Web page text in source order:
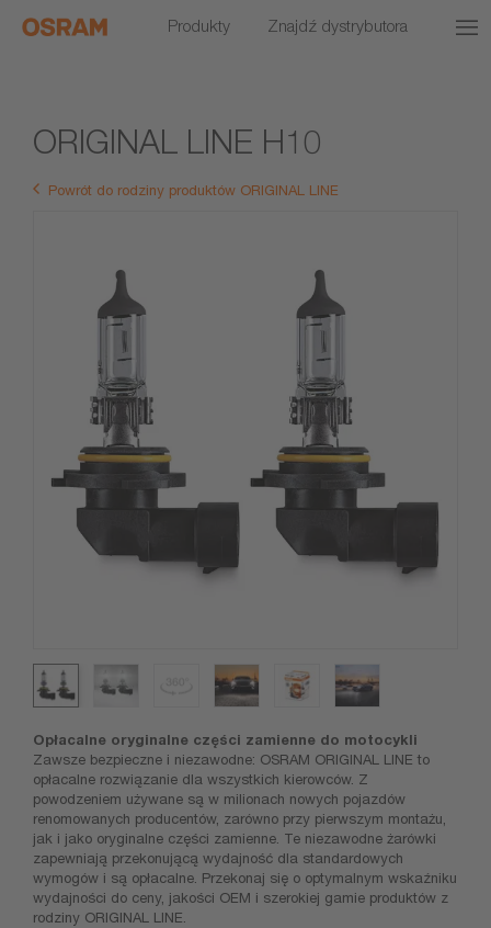
Produkty Znajdź dystrybutora
ORIGINAL LINE H10
Powrót do rodziny produktów ORIGINAL LINE
Opłacalne oryginalne części zamienne do motocykli
Zawsze bezpieczne i niezawodne: OSRAM ORIGINAL LINE to
opłacalne rozwiązanie dla wszystkich kierowców. Z
powodzeniem używane są w milionach nowych pojazdów
renomowanych producentów, zarówno przy pierwszym montażu,
jak i jako oryginalne części zamienne. Te niezawodne żarówki
zapewniają przekonującą wydajność dla standardowych
wymogów i są opłacalne. Przekonaj się o optymalnym wskaźniku
wydajności do ceny, jakości OEM i szerokiej gamie produktów z
rodziny ORIGINAL LINE.